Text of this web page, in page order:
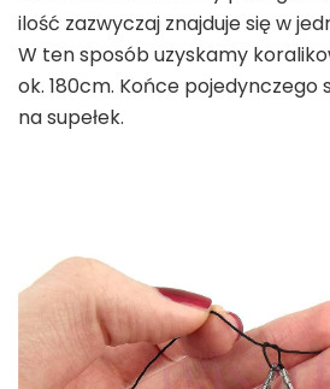
ilość zazwyczaj znajduje się w
W ten sposób uzyskamy
ok. 180cm. Końce pojedynczego
na supełek.